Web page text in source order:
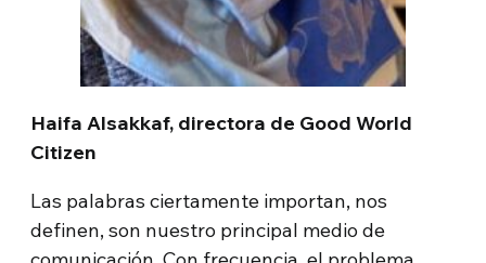
Haifa Alsakkaf, directora de Good World
Citizen
Las palabras ciertamente importan, nos
definen, son nuestro principal medio de